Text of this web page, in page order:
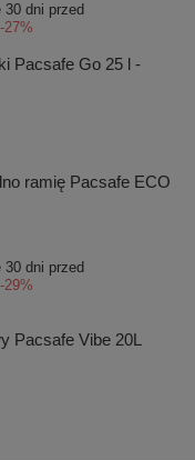
30 dni przed
-27%
Pacsafe Go 25 l -
ramię Pacsafe ECO
30 dni przed
-29%
Pacsafe Vibe 20L